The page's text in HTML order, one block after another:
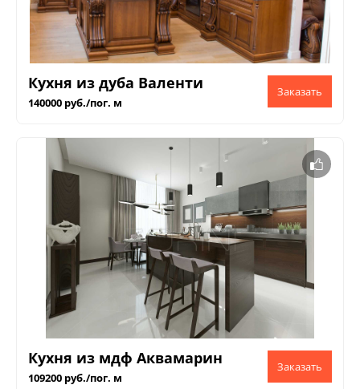
Кухня из дуба Валенти
140000 руб./пог. м
Кухня из мдф Аквамарин
109200 руб./пог. м